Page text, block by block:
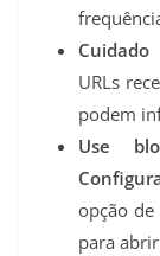
URLs
podem
Use
opção de
para